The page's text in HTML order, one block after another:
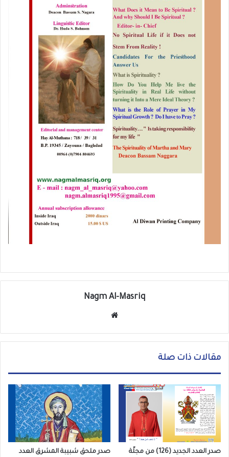
Nagm Al-Masriq
الوي
مقالات ذات صلة
صدر العدد الجديد (126) من مجلّة
صدر ملحق شبيبة المشرق العدد